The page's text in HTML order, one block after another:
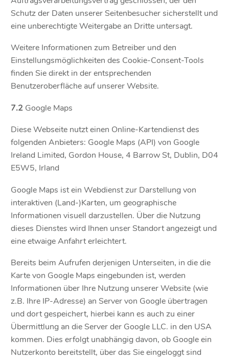
Schutz der Daten unserer Seitenbesucher sicherstellt und
eine unberechtigte Weitergabe an Dritte untersagt.
Weitere Informationen zum Betreiber und den
Einstellungsmöglichkeiten des Cookie-Consent-Tools
finden Sie direkt in der entsprechenden
Benutzeroberfläche auf unserer Website.
7.2 Google Maps
Diese Webseite nutzt einen Online-Kartendienst des
folgenden Anbieters: Google Maps (API) von Google
Ireland Limited, Gordon House, 4 Barrow St, Dublin, D04
E5W5, Irland
Google Maps ist ein Webdienst zur Darstellung von
interaktiven (Land-)Karten, um geographische
Informationen visuell darzustellen. Über die Nutzung
dieses Dienstes wird Ihnen unser Standort angezeigt und
eine etwaige Anfahrt erleichtert.
Bereits beim Aufrufen derjenigen Unterseiten, in die die
Karte von Google Maps eingebunden ist, werden
Informationen über Ihre Nutzung unserer Website (wie
z.B. Ihre IP-Adresse) an Server von Google übertragen
und dort gespeichert, hierbei kann es auch zu einer
Übermittlung an die Server der Google LLC. in den USA
kommen. Dies erfolgt unabhängig davon, ob Google ein
Nutzerkonto bereitstellt, über das Sie eingeloggt sind